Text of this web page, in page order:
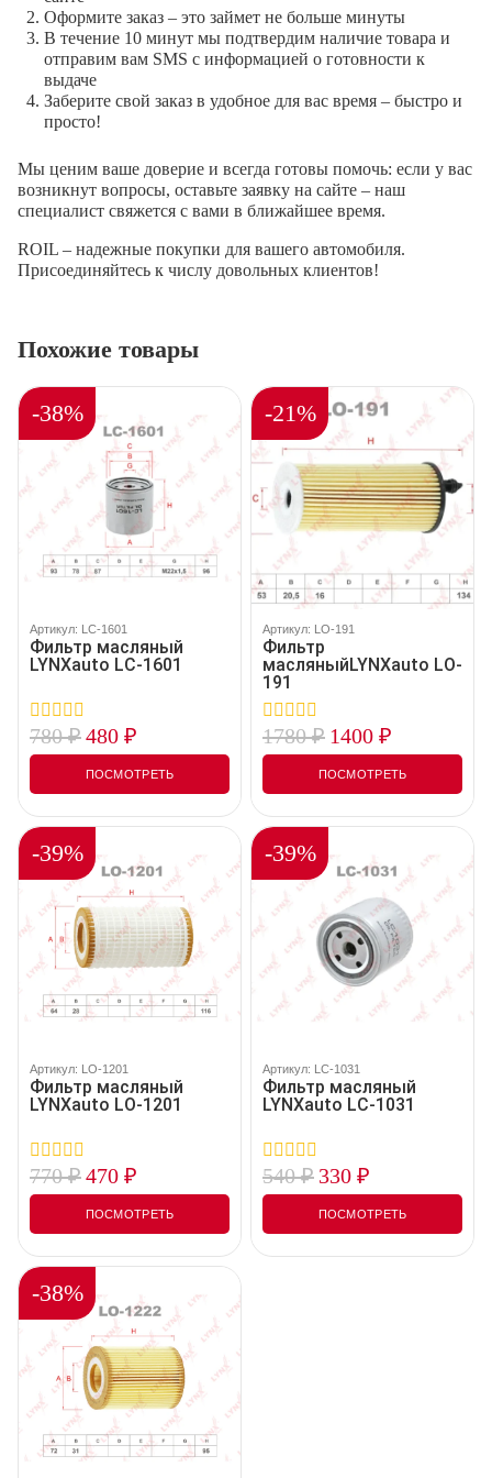
Оформите заказ – это займет не больше минуты
В течение 10 минут мы подтвердим наличие товара и
отправим вам SMS с информацией о готовности к
выдаче
Заберите свой заказ в удобное для вас время – быстро и
просто!
Мы ценим ваше доверие и всегда готовы помочь: если у вас
возникнут вопросы, оставьте заявку на сайте – наш
специалист свяжется с вами в ближайшее время.
ROIL – надежные покупки для вашего автомобиля.
Присоединяйтесь к числу довольных клиентов!
Похожие товары
-38%
Артикул: LC-1601
Фильтр масляный
LYNXauto LC-1601
0
out
5
780₽480 ₽
ПОСМОТРЕТЬ
-21%
Артикул: LO-191
Фильтр
масляныйLYNXauto LO-
191
0
out
5
1780₽ 1400 ₽
ПОСМОТРЕТЬ
-39%
Артикул: LO-1201
Фильтр масляный
LYNXauto LO-1201
0
out
5
770₽470 ₽
ПОСМОТРЕТЬ
-39%
Артикул: LC-1031
Фильтр масляный
LYNXauto LC-1031
0
out
5
540₽ 330 ₽
ПОСМОТРЕТЬ
-38%